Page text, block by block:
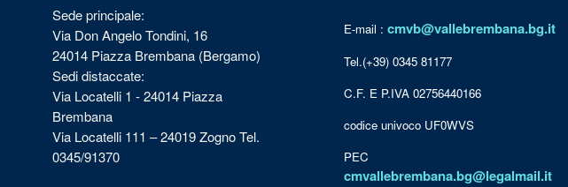
Sede principale:
Via Don Angelo Tondini, 16
24014 Piazza Brembana (Bergamo)
Sedi distaccate:
Via Locatelli 1 - 24014 Piazza
Brembana
Via Locatelli 111 – 24019 Zogno Tel.
0345/91370
E-mail : cmvb@vallebrembana.bg.it
Tel.(+39) 0345 81177
C.F. E P.IVA 02756440166
codice univoco UF0WVS
PEC
cmvallebrembana.bg@legalmail.it